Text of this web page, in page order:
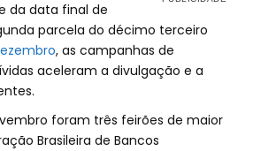
da data final de
parcela do décimo terceiro
, as campanhas de
aceleram a divulgação e a
foram três feirões de maior
Brasileira de Bancos